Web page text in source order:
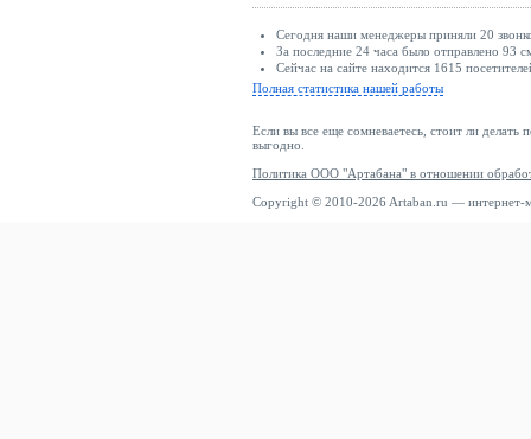
Сегодня наши менеджеры приняли 20
За последние 24 часа было отправлено 93
Сейчас на сайте находится 1615
Полная статистика нашей работы
Если вы все еще сомневаетесь, стоит ли делать
выгодно.
Политика ООО "Артабана" в отношении
Copyright © 2010-2026 Artaban.ru — интернет-